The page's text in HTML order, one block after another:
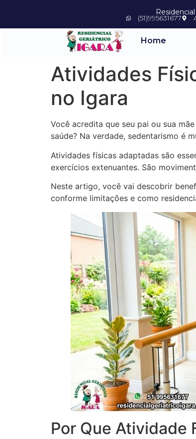
(51)995631677
Home
Atividades
no Igara
Você acredita que seu pai ou sua
saúde? Na verdade, sedentarismo é
Atividades físicas adaptadas são
exercícios extenuantes. São
Neste artigo, você vai descobrir
conforme limitações e como
Por Que Atividade